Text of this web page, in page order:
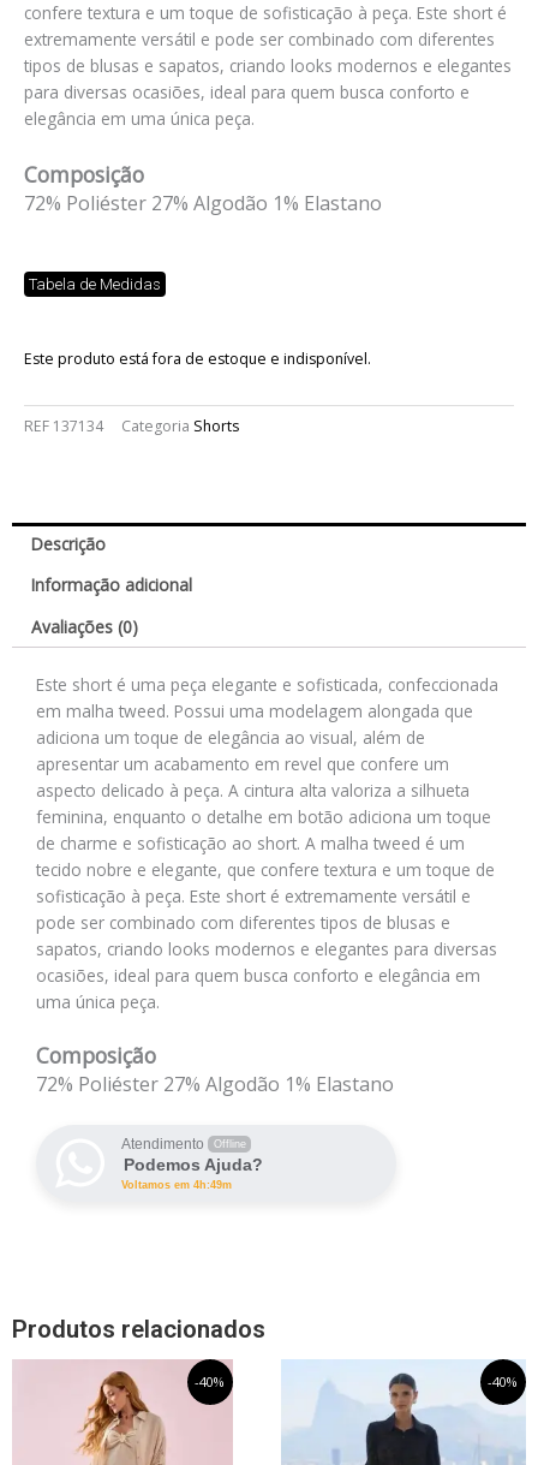
confere textura e um toque de sofisticação à peça. Este short é
extremamente versátil e pode ser combinado com diferentes
tipos de blusas e sapatos, criando looks modernos e elegantes
para diversas ocasiões, ideal para quem busca conforto e
elegância em uma única peça.
Composição
72% Poliéster 27% Algodão 1% Elastano
Tabela de Medidas
Este produto está fora de estoque e indisponível.
REF 137134 Categoria Shorts
Descrição
Informação adicional
Avaliações (0)
Este short é uma peça elegante e sofisticada, confeccionada
em malha tweed. Possui uma modelagem alongada que
adiciona um toque de elegância ao visual, além de
apresentar um acabamento em revel que confere um
aspecto delicado à peça. A cintura alta valoriza a silhueta
feminina, enquanto o detalhe em botão adiciona um toque
de charme e sofisticação ao short. A malha tweed é um
tecido nobre e elegante, que confere textura e um toque de
sofisticação à peça. Este short é extremamente versátil e
pode ser combinado com diferentes tipos de blusas e
sapatos, criando looks modernos e elegantes para diversas
ocasiões, ideal para quem busca conforto e elegância em
uma única peça.
Composição
72% Poliéster 27% Algodão 1% Elastano
Atendimento Offline
Podemos Ajuda?
Voltamos em 4h:49m
Produtos relacionados
-40%
O
preço
original
era:
R$299,99.
O
preço
atual
Este
produto
-40%
preço
original
era:
R$359,99.
preço
atual
R$215,99.
Este
produto
várias